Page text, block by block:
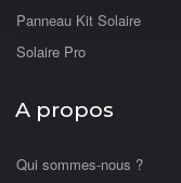
Panneau Kit Solaire
Solaire Pro
A propos
Qui sommes-nous ?